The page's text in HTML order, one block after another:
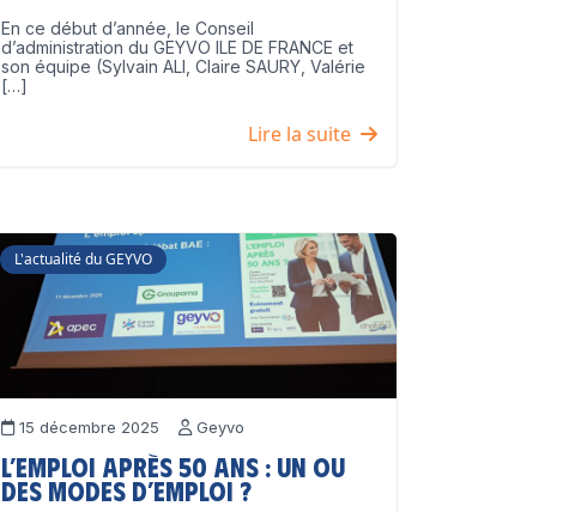
En ce début d’année, le Conseil
d’administration du GEYVO ILE DE FRANCE et
son équipe (Sylvain ALI, Claire SAURY, Valérie
[…]
Lire la suite
L'actualité du GEYVO
15 décembre 2025 Geyvo
L’emploi après 50 ans : un ou
des modes d’emploi ?